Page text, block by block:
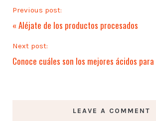
Previous post:
« Aléjate de los productos procesados
Next post:
Conoce cuáles son los mejores ácidos
LEAVE A COMMENT